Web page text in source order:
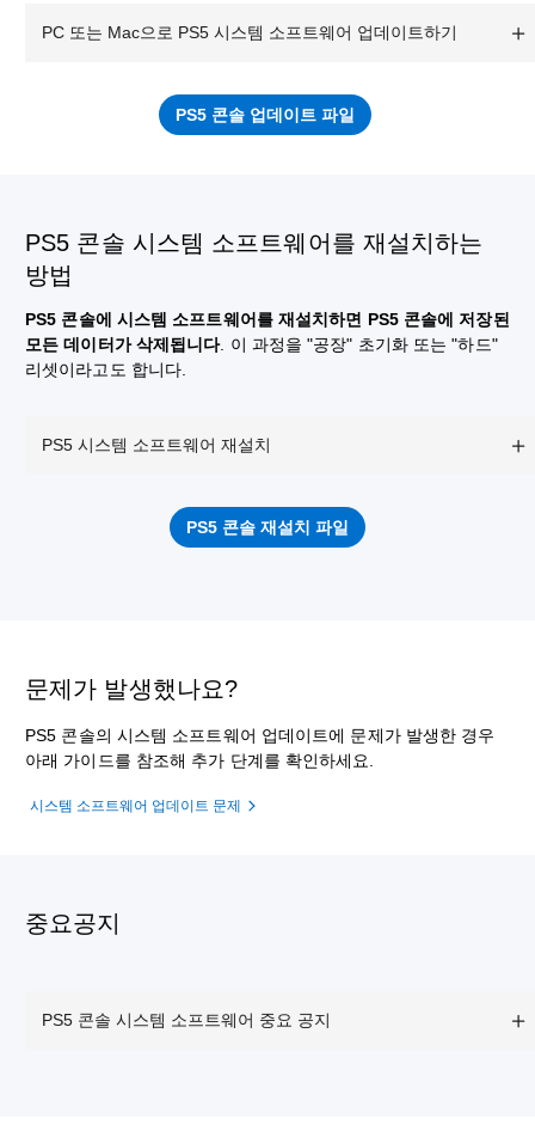
PC 또는 Mac으로 PS5 시스템 소프트웨어 업데이트하기
PS5 콘솔 업데이트 파일
PS5 콘솔 시스템 소프트웨어를 재설치하는
방법
PS5 콘솔에 시스템 소프트웨어를 재설치하면 PS5 콘솔에 저장된
모든 데이터가 삭제됩니다. 이 과정을 "공장" 초기화 또는 "하드"
리셋이라고도 합니다.
PS5 시스템 소프트웨어 재설치
PS5 콘솔 재설치 파일
문제가 발생했나요?
PS5 콘솔의 시스템 소프트웨어 업데이트에 문제가 발생한 경우
아래 가이드를 참조해 추가 단계를 확인하세요.
시스템 소프트웨어 업데이트 문제
중요공지
PS5 콘솔 시스템 소프트웨어 중요 공지